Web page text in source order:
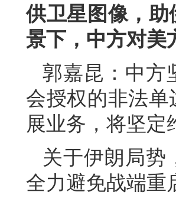
供卫星图像，
景下，中方对美
郭嘉昆：中方
会授权的非法
展业务，将坚定
关于伊朗局势
全力避免战端重